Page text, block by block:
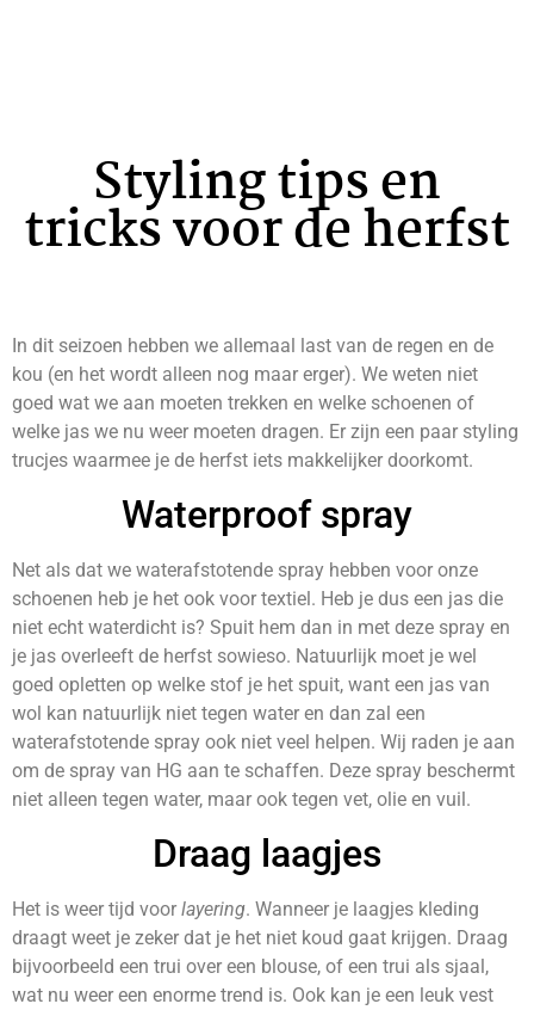
Styling tips en
tricks voor de herfst
In dit seizoen hebben we allemaal last van de regen en de
kou (en het wordt alleen nog maar erger). We weten niet
goed wat we aan moeten trekken en welke schoenen of
welke jas we nu weer moeten dragen. Er zijn een paar styling
trucjes waarmee je de herfst iets makkelijker doorkomt.
Waterproof spray
Net als dat we waterafstotende spray hebben voor onze
schoenen heb je het ook voor textiel. Heb je dus een jas die
niet echt waterdicht is? Spuit hem dan in met deze spray en
je jas overleeft de herfst sowieso. Natuurlijk moet je wel
goed opletten op welke stof je het spuit, want een jas van
wol kan natuurlijk niet tegen water en dan zal een
waterafstotende spray ook niet veel helpen. Wij raden je aan
om de spray van HG aan te schaffen. Deze spray beschermt
niet alleen tegen water, maar ook tegen vet, olie en vuil.
Draag laagjes
Het is weer tijd voor layering. Wanneer je laagjes kleding
draagt weet je zeker dat je het niet koud gaat krijgen. Draag
bijvoorbeeld een trui over een blouse, of een trui als sjaal,
wat nu weer een enorme trend is. Ook kan je een leuk vest